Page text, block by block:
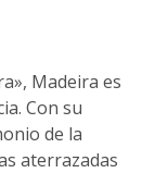
Madeira es
Con su
de la
aterrazadas